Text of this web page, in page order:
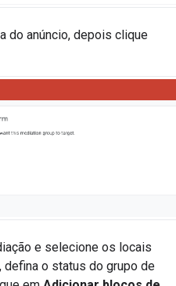
do anúncio, depois clique
e selecione os locais
defina o status do grupo de